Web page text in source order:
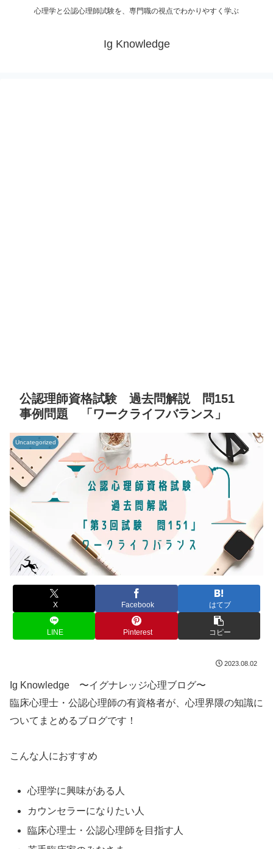
心理学と公認心理師試験を、専門職の視点でわかりやすく学ぶ
Ig Knowledge
公認理師資格試験 過去問解説 問151
事例問題 「ワークライフバランス」
Uncategorized
X Facebook はてブ
LINE Pinterest コピー
2023.08.02
Ig Knowledge 〜イグナレッジ心理ブログ〜
臨床心理士・公認心理師の有資格者が、心理界隈の知識に
ついてまとめるブログです！
こんな人におすすめ
心理学に興味がある人
カウンセラーになりたい人
臨床心理士・公認心理師を目指す人